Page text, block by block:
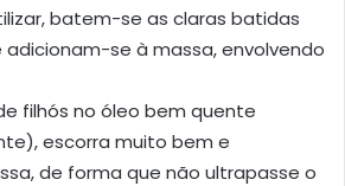
batem-se as claras batidas
se à massa, envolvendo
filhós no óleo bem quente
escorra muito bem e
de forma que não ultrapasse o